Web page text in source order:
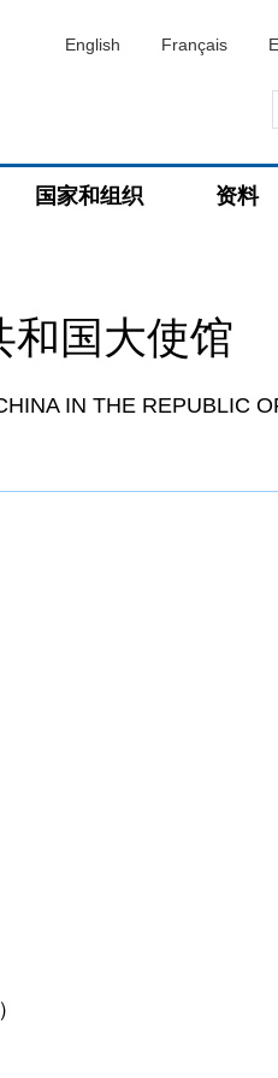
English Français
国家和组织 资料
和国大使馆
IN THE REPUBLIC